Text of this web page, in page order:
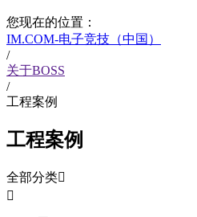
您现在的位置：
IM.COM-电子竞技（中国）
/
关于BOSS
/
工程案例
工程案例
全部分类
